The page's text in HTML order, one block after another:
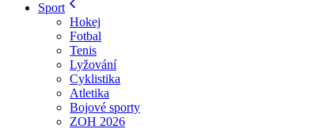
Sport
Hokej
Fotbal
Tenis
Lyžování
Cyklistika
Atletika
Bojové sporty
ZOH 2026